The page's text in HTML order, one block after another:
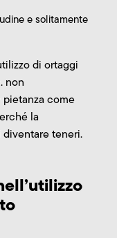
e solitamente
di ortaggi
non
come
la
diventare teneri.